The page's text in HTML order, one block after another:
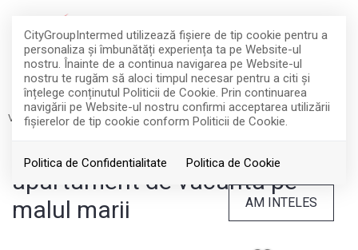
CityGroupIntermed utilizează fişiere de tip cookie pentru a
personaliza și îmbunătăți experiența ta pe Website-ul
nostru. Înainte de a continua navigarea pe Website-ul
nostru te rugăm să aloci timpul necesar pentru a citi și
înțelege conținutul Politicii de Cookie. Prin continuarea
navigării pe Website-ul nostru confirmi acceptarea utilizării
fişierelor de tip cookie conform Politicii de Cookie.
Politica de Confidentialitate Politica de Cookie
AM INTELES
EN
Vanzare Apartamente Mamaia
Constanta - Mamaia -
apartament de vacanta pe
malul marii